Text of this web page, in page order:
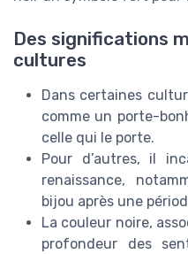
Des significations
cultures
Dans certaines
comme un porte-
celle qui le porte.
Pour d’autres, il
renaissance,
bijou après une
La couleur noire,
profondeur des